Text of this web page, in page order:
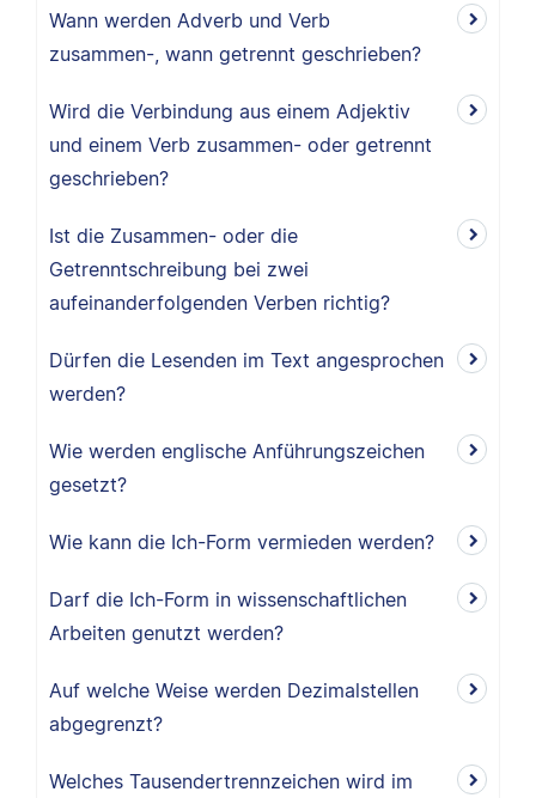
Wann werden Adverb und Verb
zusammen-, wann getrennt geschrieben?
Wird die Verbindung aus einem Adjektiv
und einem Verb zusammen- oder getrennt
geschrieben?
Ist die Zusammen- oder die
Getrenntschreibung bei zwei
aufeinanderfolgenden Verben richtig?
Dürfen die Lesenden im Text angesprochen
werden?
Wie werden englische Anführungszeichen
gesetzt?
Wie kann die Ich-Form vermieden werden?
Darf die Ich-Form in wissenschaftlichen
Arbeiten genutzt werden?
Auf welche Weise werden Dezimalstellen
abgegrenzt?
Welches Tausendertrennzeichen wird im